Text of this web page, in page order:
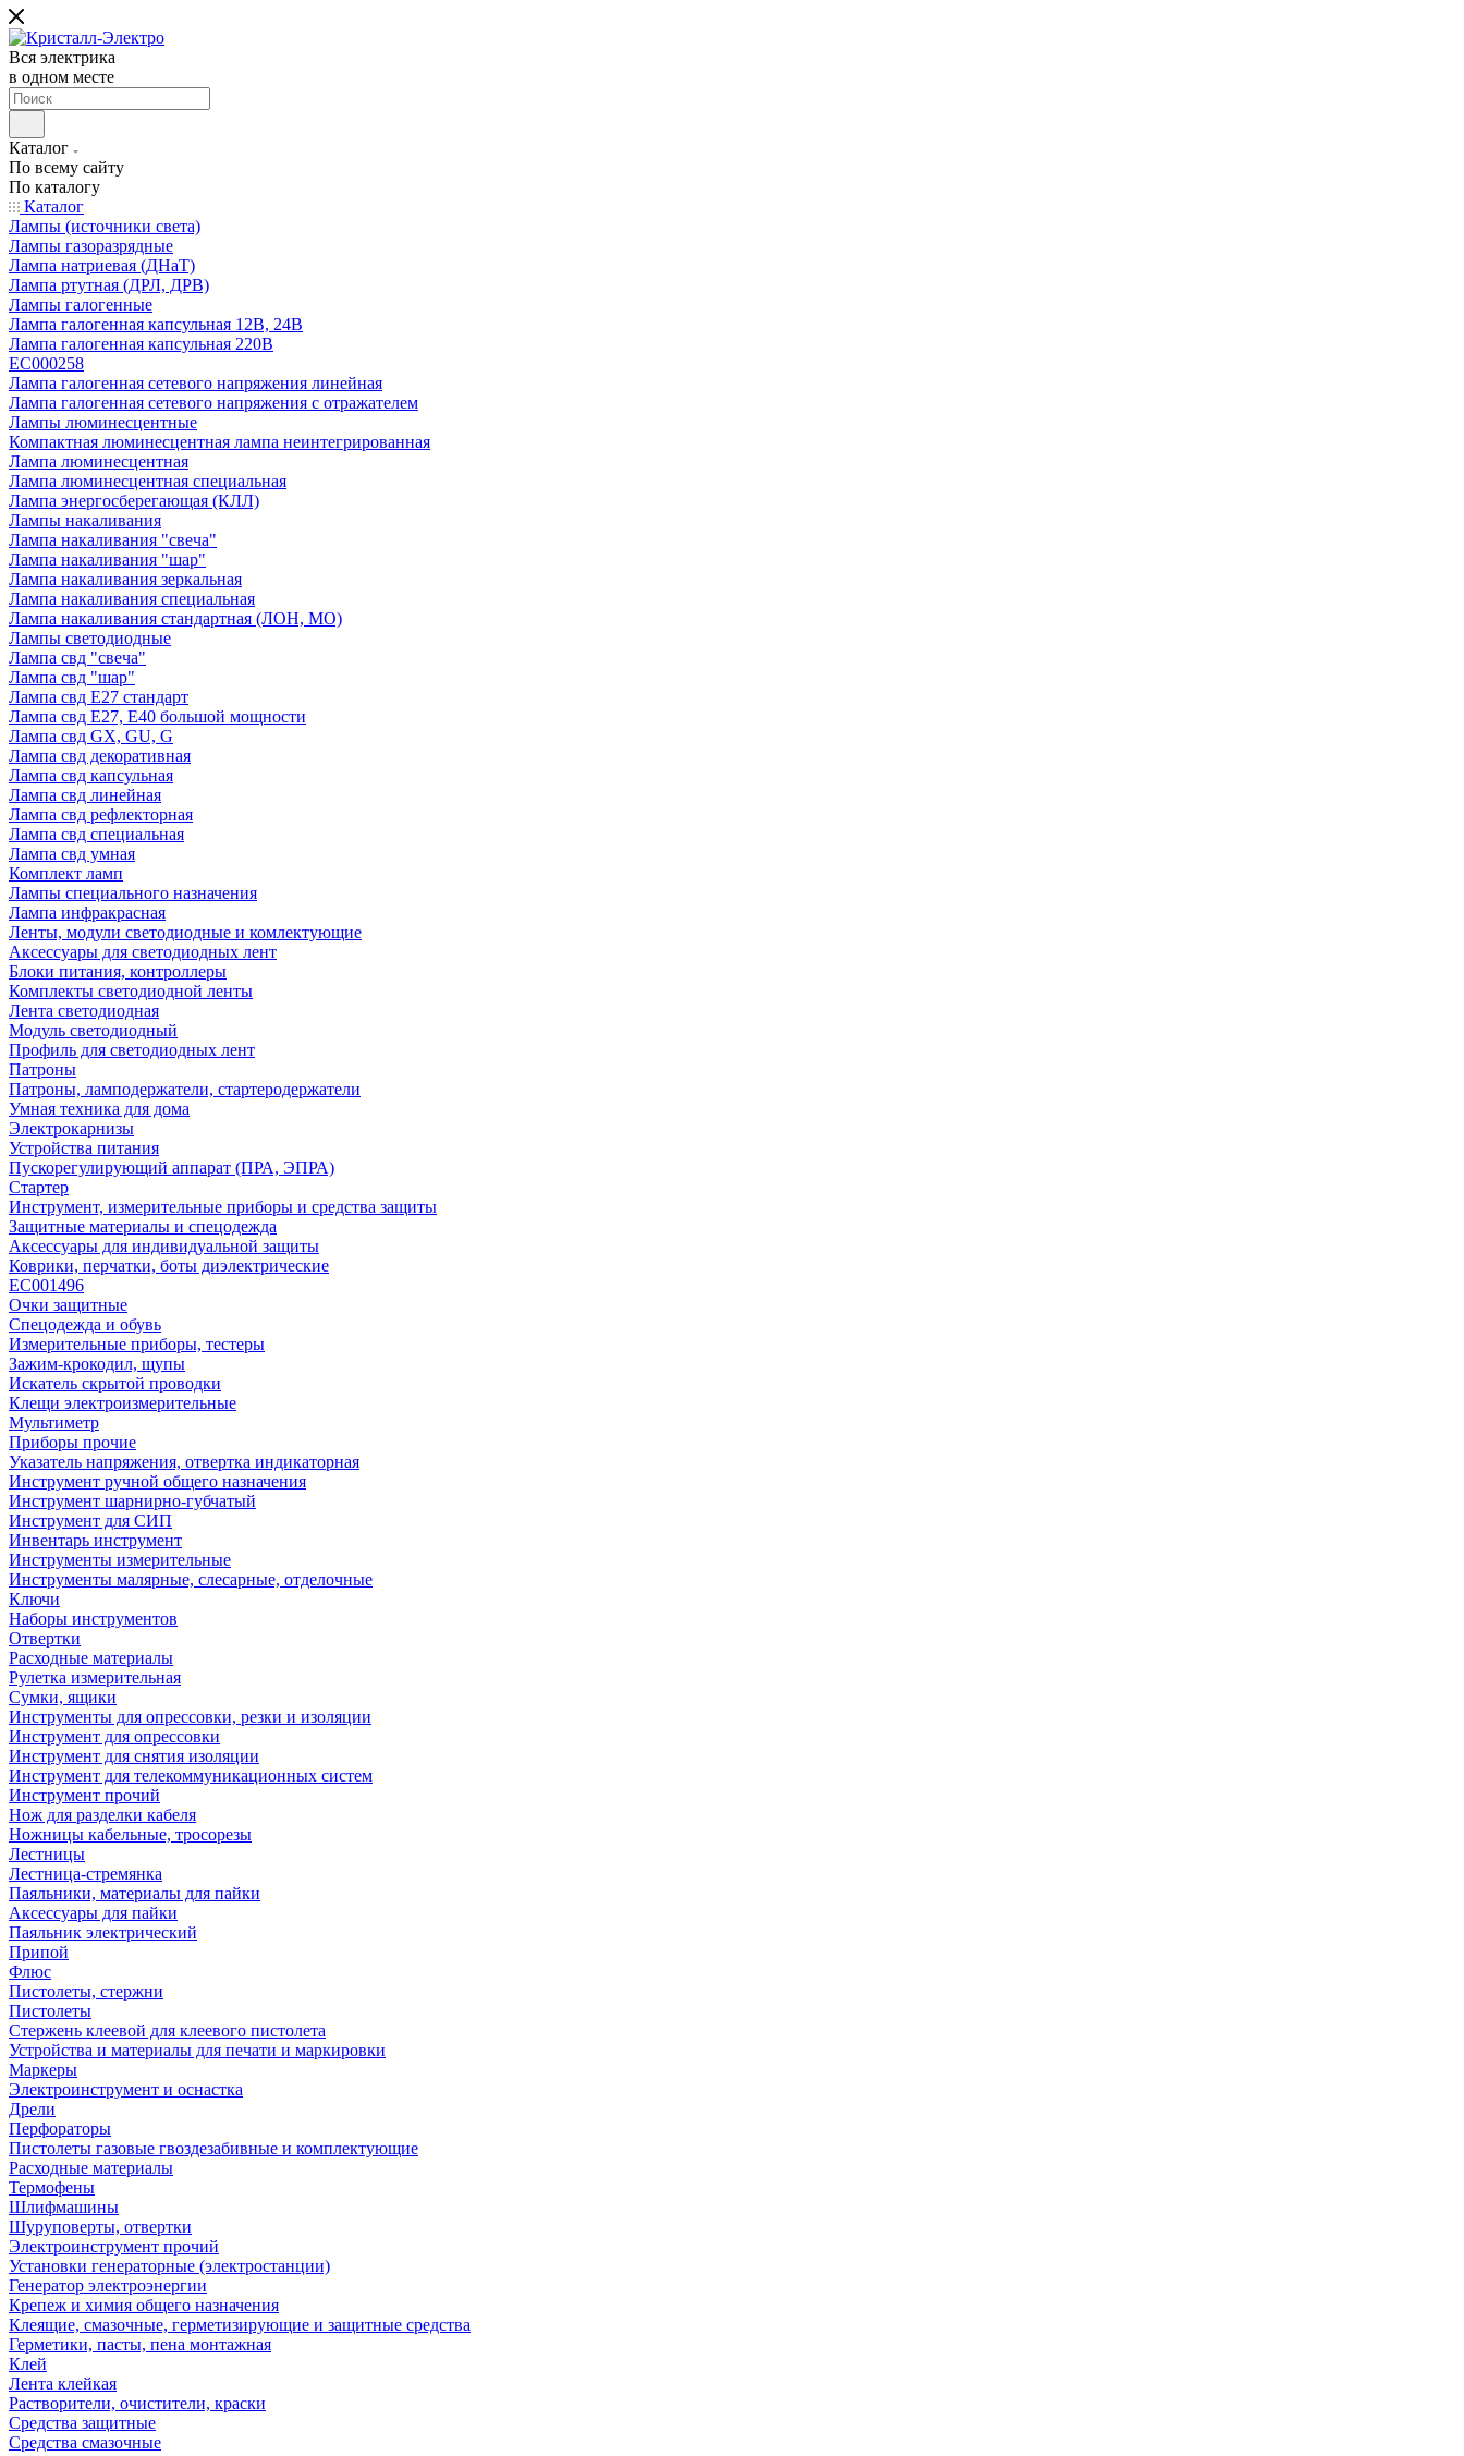
Вся электрика
в одном месте
Каталог
По всему сайту
По каталогу
Каталог
Лампы (источники света)
Лампы газоразрядные
Лампа натриевая (ДНаТ)
Лампа ртутная (ДРЛ, ДРВ)
Лампы галогенные
Лампа галогенная капсульная 12В, 24В
Лампа галогенная капсульная 220В
EC000258
Лампа галогенная сетевого напряжения линейная
Лампа галогенная сетевого напряжения с отражателем
Лампы люминесцентные
Компактная люминесцентная лампа неинтегрированная
Лампа люминесцентная
Лампа люминесцентная специальная
Лампа энергосберегающая (КЛЛ)
Лампы накаливания
Лампа накаливания "свеча"
Лампа накаливания "шар"
Лампа накаливания зеркальная
Лампа накаливания специальная
Лампа накаливания стандартная (ЛОН, МО)
Лампы светодиодные
Лампа свд "свеча"
Лампа свд "шар"
Лампа свд E27 стандарт
Лампа свд E27, Е40 большой мощности
Лампа свд GX, GU, G
Лампа свд декоративная
Лампа свд капсульная
Лампа свд линейная
Лампа свд рефлекторная
Лампа свд специальная
Лампа свд умная
Комплект ламп
Лампы специального назначения
Лампа инфракрасная
Ленты, модули светодиодные и комлектующие
Аксессуары для светодиодных лент
Блоки питания, контроллеры
Комплекты светодиодной ленты
Лента светодиодная
Модуль светодиодный
Профиль для светодиодных лент
Патроны
Патроны, ламподержатели, стартеродержатели
Умная техника для дома
Электрокарнизы
Устройства питания
Пускорегулирующий аппарат (ПРА, ЭПРА)
Стартер
Инструмент, измерительные приборы и средства защиты
Защитные материалы и спецодежда
Аксессуары для индивидуальной защиты
Коврики, перчатки, боты диэлектрические
EC001496
Очки защитные
Спецодежда и обувь
Измерительные приборы, тестеры
Зажим-крокодил, щупы
Искатель скрытой проводки
Клещи электроизмерительные
Мультиметр
Приборы прочие
Указатель напряжения, отвертка индикаторная
Инструмент ручной общего назначения
Инструмент шарнирно-губчатый
Инструмент для СИП
Инвентарь инструмент
Инструменты измерительные
Инструменты малярные, слесарные, отделочные
Ключи
Наборы инструментов
Отвертки
Расходные материалы
Рулетка измерительная
Сумки, ящики
Инструменты для опрессовки, резки и изоляции
Инструмент для опрессовки
Инструмент для снятия изоляции
Инструмент для телекоммуникационных систем
Инструмент прочий
Нож для разделки кабеля
Ножницы кабельные, тросорезы
Лестницы
Лестница-стремянка
Паяльники, материалы для пайки
Аксессуары для пайки
Паяльник электрический
Припой
Флюс
Пистолеты, стержни
Пистолеты
Стержень клеевой для клеевого пистолета
Устройства и материалы для печати и маркировки
Маркеры
Электроинструмент и оснастка
Дрели
Перфораторы
Пистолеты газовые гвоздезабивные и комплектующие
Расходные материалы
Термофены
Шлифмашины
Шуруповерты, отвертки
Электроинструмент прочий
Установки генераторные (электростанции)
Генератор электроэнергии
Крепеж и химия общего назначения
Клеящие, смазочные, герметизирующие и защитные средства
Герметики, пасты, пена монтажная
Клей
Лента клейкая
Растворители, очистители, краски
Средства защитные
Средства смазочные